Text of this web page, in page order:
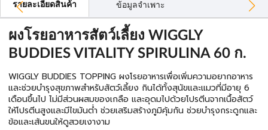
รายละเอียดสินค้า ข้อมูลจำเพาะ
ผงโรยอาหารสัตว์เลี้ยง WIGGLY
BUDDIES VITALITY SPIRULINA 60 ก.
WIGGLY BUDDIES TOPPING ผงโรยอาหารเพื่อเพิ่มความอยากอาหาร
และช่วยบำรุงสุขภาพสำหรับสัตว์เลี้ยง กินได้ทั้งสุนัขและแมวที่มีอายุ 6
เดือนขึ้นไป ไม่มีส่วนผสมของเกลือ และอุดมไปด้วยโปรตีนจากเนื้อสัตว์
ให้โปรตีนสูงและมีไขมันต่ำ ช่วยเสริมสร้างภูมิคุ้มกัน ช่วยบำรุงกระดูกและ
ข้อและเส้นขนให้ดูสวยเงางาม